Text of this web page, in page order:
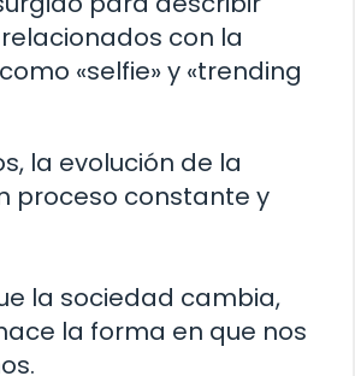
con la
«selfie» y «trending
la evolución de la
proceso constante y
la sociedad cambia,
la forma en que nos